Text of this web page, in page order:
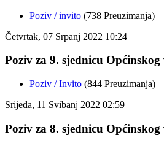
Poziv / invito (738 Preuzimanja)
Četvrtak, 07 Srpanj 2022 10:24
Poziv za 9. sjednicu
Poziv / Invito (844 Preuzimanja)
Srijeda, 11 Svibanj 2022 02:59
Poziv za 8. sjednicu